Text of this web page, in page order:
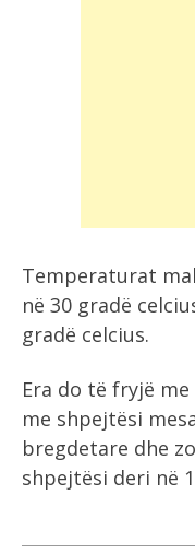
Temperaturat
në 30 gradë
gradë celcius.
Era do të fryjë
me shpejtësi
bregdetare dhe
shpejtësi deri në